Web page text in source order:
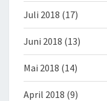
Juli 2018 (17)
Juni 2018 (13)
Mai 2018 (14)
April 2018 (9)